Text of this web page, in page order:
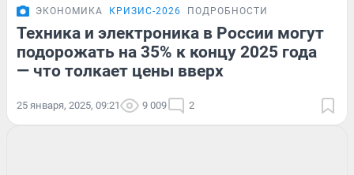
ЭКОНОМИКА КРИЗИС-2026 ПОДРОБНОСТИ
Техника и электроника в России могут
подорожать на 35% к концу 2025 года
— что толкает цены вверх
25 января, 2025, 09:21 9 009 2